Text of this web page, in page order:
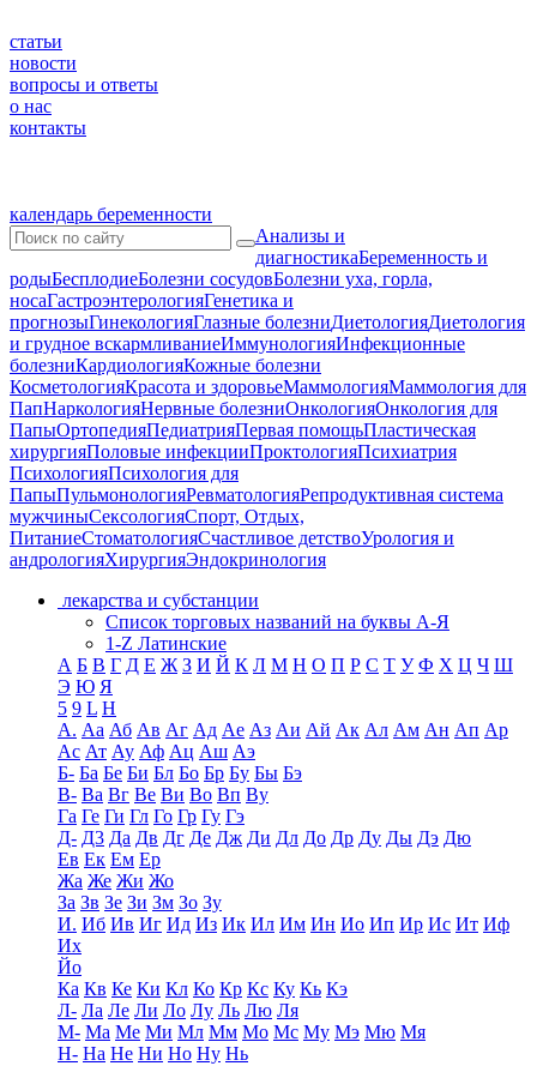
статьи
новости
вопросы и ответы
о нас
контакты
календарь беременности
Анализы и
диагностикаБеременность и
родыБесплодиеБолезни сосудовБолезни уха, горла,
носаГастроэнтерологияГенетика и
прогнозыГинекологияГлазные болезниДиетологияДиетология
и грудное вскармливаниеИммунологияИнфекционные
болезниКардиологияКожные болезни
КосметологияКрасота и здоровьеМаммологияМаммология для
ПапНаркологияНервные болезниОнкологияОнкология для
ПапыОртопедияПедиатрияПервая помощьПластическая
хирургияПоловые инфекцииПроктологияПсихиатрия
ПсихологияПсихология для
ПапыПульмонологияРевматологияРепродуктивная система
мужчиныСексологияСпорт, Отдых,
ПитаниеСтоматологияСчастливое детствоУрология и
андрологияХирургияЭндокринология
лекарства и субстанции
Список торговых названий на буквы А-Я
1-Z Латинские
А Б В Г Д Е Ж З И Й К Л М Н О П Р С Т У Ф Х Ц Ч Ш
Э Ю Я
5 9 L H
А. Аа Аб Ав Аг Ад Ае Аз Аи Ай Ак Ал Ам Ан Ап Ар
Ас Ат Ау Аф Ац Аш Аэ
Б- Ба Бе Би Бл Бо Бр Бу Бы Бэ
В- Ва Вг Ве Ви Во Вп Ву
Га Ге Ги Гл Го Гр Гу Гэ
Д- Д3 Да Дв Дг Де Дж Ди Дл До Др Ду Ды Дэ Дю
Ев Ек Ем Ер
Жа Же Жи Жо
За Зв Зе Зи Зм Зо Зу
И. Иб Ив Иг Ид Из Ик Ил Им Ин Ио Ип Ир Ис Ит Иф
Их
Йо
Ка Кв Ке Ки Кл Ко Кр Кс Ку Кь Кэ
Л- Ла Ле Ли Ло Лу Ль Лю Ля
М- Ма Ме Ми Мл Мм Мо Мс Му Мэ Мю Мя
Н- На Не Ни Но Ну Нь